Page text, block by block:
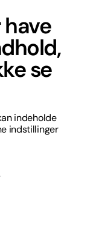
se
indeholde
indstillinger